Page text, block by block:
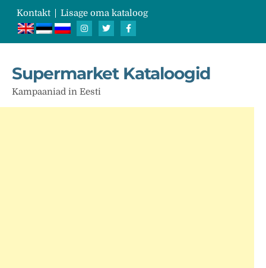
Kontakt Lisage oma kataloog
Supermarket Kataloogid
Kampaaniad in Eesti